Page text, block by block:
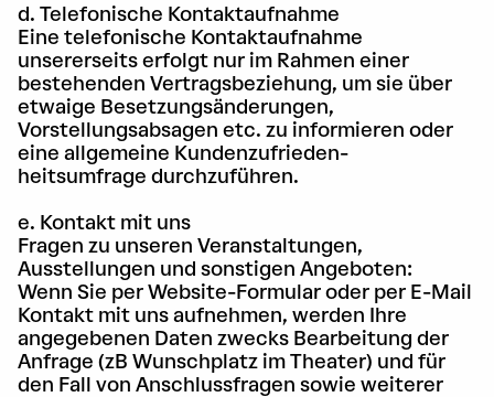
d. Telefonische Kontaktaufnahme
Eine telefonische Kontaktaufnahme
unsererseits erfolgt nur im Rahmen einer
bestehenden Vertragsbeziehung, um sie über
etwaige Besetzungsänderungen,
Vorstellungsabsagen etc. zu informieren oder
eine allgemeine Kundenzufrieden-
heitsumfrage durchzuführen.
e. Kontakt mit uns
Fragen zu unseren Veranstaltungen,
Ausstellungen und sonstigen Angeboten:
Wenn Sie per Website-Formular oder per E-Mail
Kontakt mit uns aufnehmen, werden Ihre
angegebenen Daten zwecks Bearbeitung der
Anfrage (zB Wunschplatz im Theater) und für
den Fall von Anschlussfragen sowie weiterer